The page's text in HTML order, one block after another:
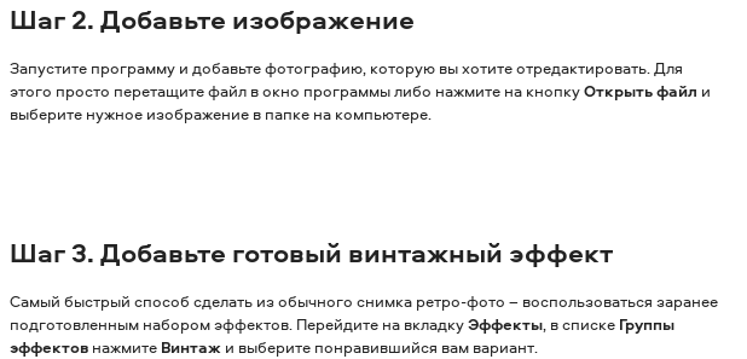
Шаг 2. Добавьте изображение
Запустите программу и добавьте фотографию, которую вы хотите отредактировать. Для
этого просто перетащите файл в окно программы либо нажмите на кнопкуОткрыть файл и
выберите нужное изображение в папке на компьютере.
Шаг 3. Добавьте готовый винтажный эффект
Самый быстрый способ сделать из обычного снимка ретро-фото – воспользоваться заранее
подготовленным набором эффектов. Перейдите на вкладкуЭффекты, в списке Группы
эффектов нажмите Винтаж и выберите понравившийся вам вариант.